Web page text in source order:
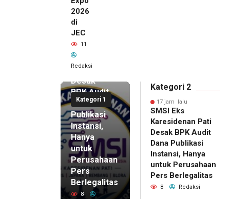
2026
di
JEC
11
Redaksi
Kategori 1
SMSI Eks
Karesidenan
Pati
Desak
BPK Audit
Dana
Publikasi
Instansi,
Hanya
untuk
Perusahaan
Pers
Berlegalitas
8
17 jam lalu
Ketum
DPP
Kategori 2
17 jam lalu
SMSI Eks
Karesidenan Pati
Desak BPK Audit
Dana Publikasi
Instansi, Hanya
untuk Perusahaan
Pers Berlegalitas
8 Redaksi